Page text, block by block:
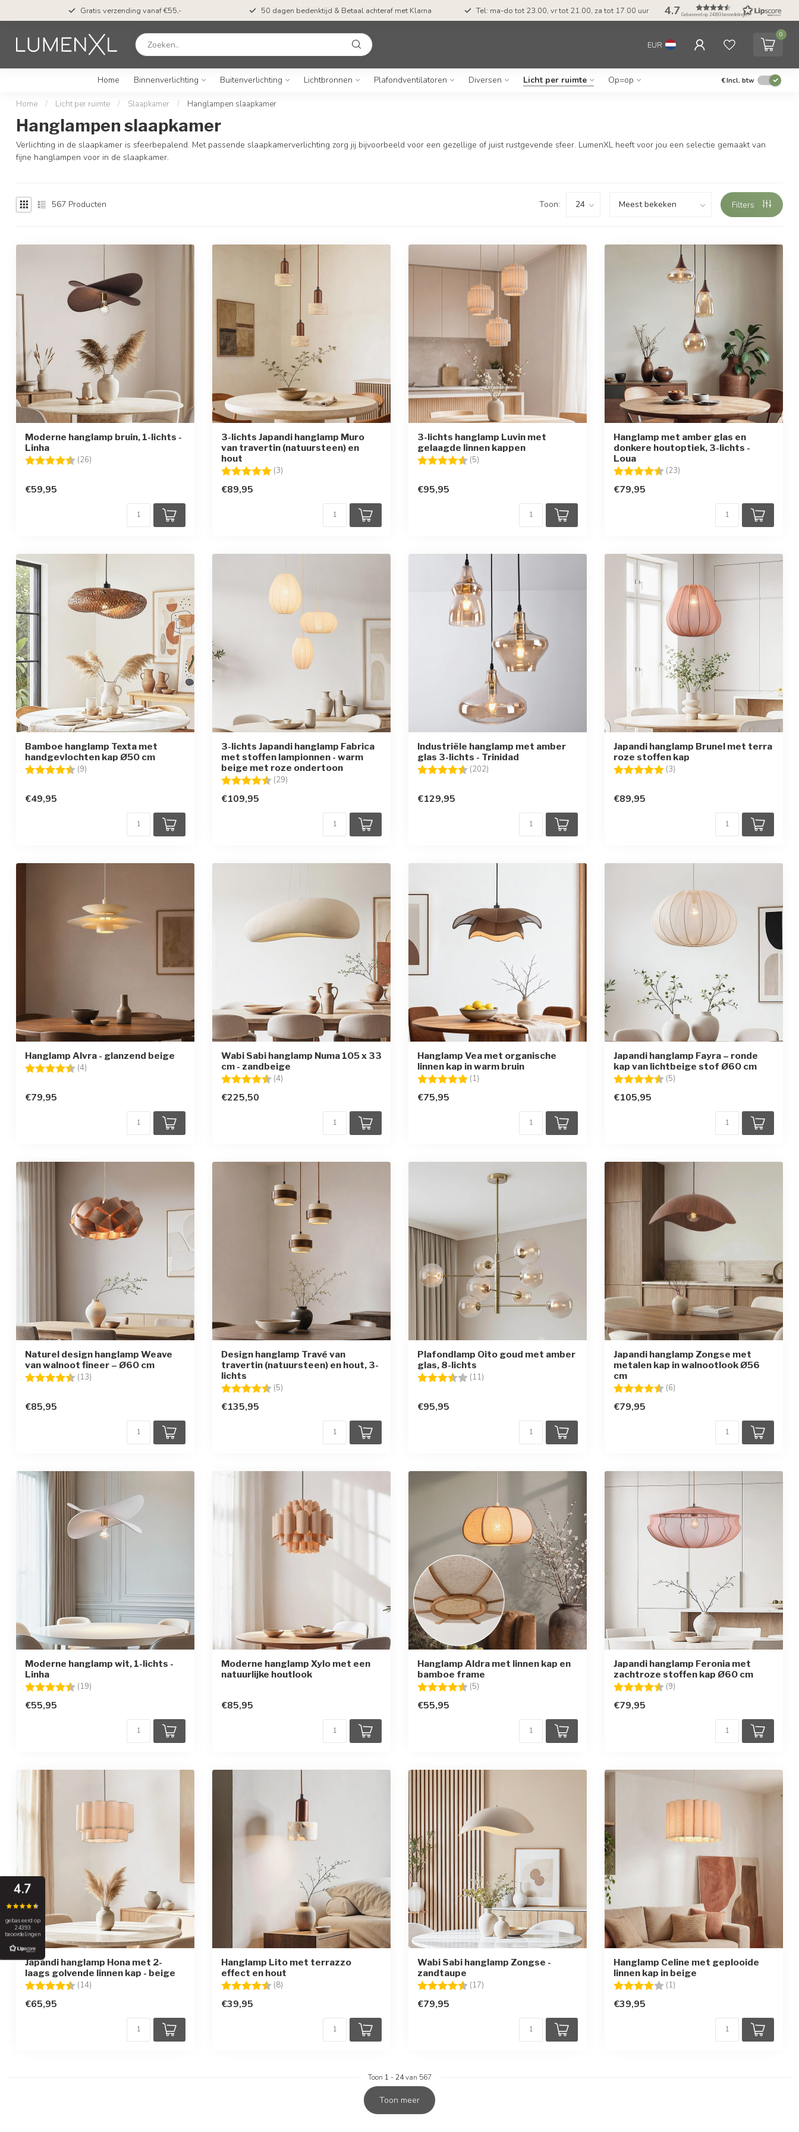
Gratis verzending vanaf €55,- 50 dagen bedenktijd & Betaal achteraf met Klarna Tel: ma-do tot 23.00, vr tot 21.00, za tot 17.00 uur 4.7 Gebaseerd op 24393 beoordelingen
EUR
0
Home Binnenverlichting Buitenverlichting Lichtbronnen Plafondventilatoren Diversen Licht per ruimte Op=op €Incl. btw
Home / Licht per ruimte / Slaapkamer / Hanglampen slaapkamer
Hanglampen slaapkamer
Verlichting in de slaapkamer is sfeerbepalend. Met passende slaapkamerverlichting zorg jij bijvoorbeeld voor een gezellige of juist rustgevende sfeer. LumenXL heeft voor jou een selectie gemaakt van
fijne hanglampen voor in de slaapkamer.
567 Producten Toon: Filters
Moderne hanglamp bruin, 1-lichts -
Linha
Beoordeling: (26)
€59,95
3-lichts Japandi hanglamp Muro
van travertin (natuursteen) en
hout
Beoordeling: (3)
€89,95
3-lichts hanglamp Luvin met
gelaagde linnen kappen
Beoordeling: (5)
€95,95
Hanglamp met amber glas en
donkere houtoptiek, 3-lichts -
Loua
Beoordeling: (23)
€79,95
Bamboe hanglamp Texta met
handgevlochten kap Ø50 cm
Beoordeling: (9)
€49,95
3-lichts Japandi hanglamp Fabrica
met stoffen lampionnen - warm
beige met roze ondertoon
Beoordeling: (29)
€109,95
Industriële hanglamp met amber
glas 3-lichts - Trinidad
Beoordeling: (202)
€129,95
Japandi hanglamp Brunel met terra
roze stoffen kap
Beoordeling: (3)
€89,95
Hanglamp Alvra - glanzend beige
Beoordeling: (4)
€79,95
Wabi Sabi hanglamp Numa 105 x 33
cm - zandbeige
Beoordeling: (4)
€225,50
Hanglamp Vea met organische
linnen kap in warm bruin
Beoordeling: (1)
€75,95
Japandi hanglamp Fayra – ronde
kap van lichtbeige stof Ø60 cm
Beoordeling: (5)
€105,95
Naturel design hanglamp Weave
van walnoot fineer – Ø60 cm
Beoordeling: (13)
€85,95
Design hanglamp Travé van
travertin (natuursteen) en hout, 3-
lichts
Beoordeling: (5)
€135,95
Plafondlamp Oito goud met amber
glas, 8-lichts
Beoordeling: (11)
€95,95
Japandi hanglamp Zongse met
metalen kap in walnootlook Ø56
cm
Beoordeling: (6)
€79,95
Moderne hanglamp wit, 1-lichts -
Linha
Beoordeling: (19)
€55,95
Moderne hanglamp Xylo met een
natuurlijke houtlook
€85,95
Hanglamp Aldra met linnen kap en
bamboe frame
Beoordeling: (5)
€55,95
Japandi hanglamp Feronia met
zachtroze stoffen kap Ø60 cm
Beoordeling: (9)
€79,95
Japandi hanglamp Hona met 2-
laags golvende linnen kap - beige
Beoordeling: (14)
€65,95
Hanglamp Lito met terrazzo
effect en hout
Beoordeling: (8)
€39,95
Wabi Sabi hanglamp Zongse -
zandtaupe
Beoordeling: (17)
€79,95
Hanglamp Celine met geplooide
linnen kap in beige
Beoordeling: (1)
€39,95
Toon 1 - 24van 567
Toon meer
4.7
gebaseerd op
24393
beoordelingen